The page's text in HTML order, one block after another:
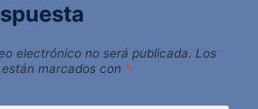
electrónico no será publicada. Los
marcados con *